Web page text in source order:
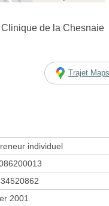
de la Chesnaie
Trajet Maps
individuel
2001